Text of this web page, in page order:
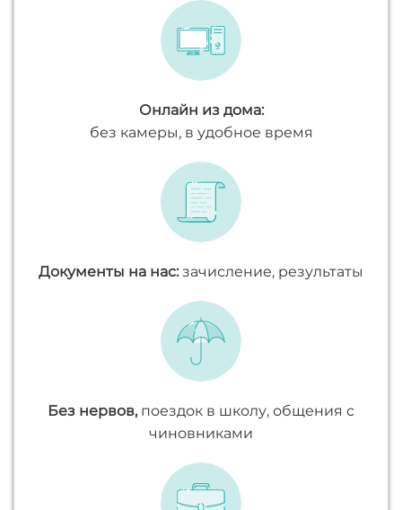
Онлайн из дома:
без камеры, в удобное время
Документы на нас:зачисление, результаты
Без нервов, поездок в школу, общения с
чиновниками